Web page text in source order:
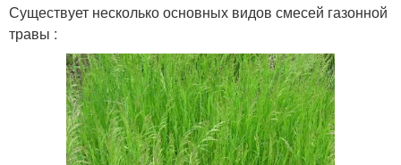
Существует несколько основных видов смесей газонной
травы :